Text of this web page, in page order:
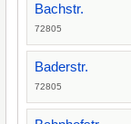
Bachstr.
72805
Baderstr.
72805